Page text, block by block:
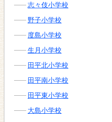
志々伎小学校
野子小学校
度島小学校
生月小学校
田平北小学校
田平南小学校
田平東小学校
大島小学校